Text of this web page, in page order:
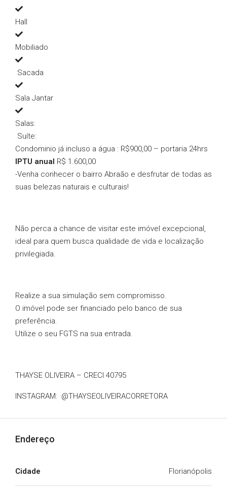
Hall
Mobiliado
Sacada
Sala Jantar
Salas:
Suíte:
Condominio já incluso a água : R$900,00 – portaria 24hrs
IPTU anual R$ 1.600,00
-Venha conhecer o bairro Abraão e desfrutar de todas as
suas belezas naturais e culturais!
Não perca a chance de visitar este imóvel excepcional,
ideal para quem busca qualidade de vida e localização
privilegiada.
Realize a sua simulação sem compromisso.
O imóvel pode ser financiado pelo banco de sua
preferência.
Utilize o seu FGTS na sua entrada.
THAYSE OLIVEIRA – CRECI 40795
INSTAGRAM: @THAYSEOLIVEIRACORRETORA
Endereço
Cidade Florianópolis